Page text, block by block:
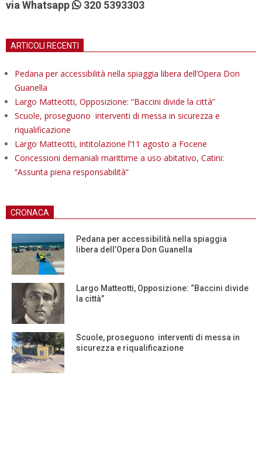
via Whatsapp 320 5393303
ARTICOLI RECENTI
Pedana per accessibilità nella spiaggia libera dell’Opera Don
Guanella
Largo Matteotti, Opposizione: “Baccini divide la città”
Scuole, proseguono interventi di messa in sicurezza e
riqualificazione
Largo Matteotti, intitolazione l’11 agosto a Focene
Concessioni demaniali marittime a uso abitativo, Catini:
“Assunta piena responsabilità”
CRONACA
Pedana per accessibilità nella spiaggia
libera dell’Opera Don Guanella
Largo Matteotti, Opposizione: “Baccini divide
la città”
Scuole, proseguono interventi di messa in
sicurezza e riqualificazione